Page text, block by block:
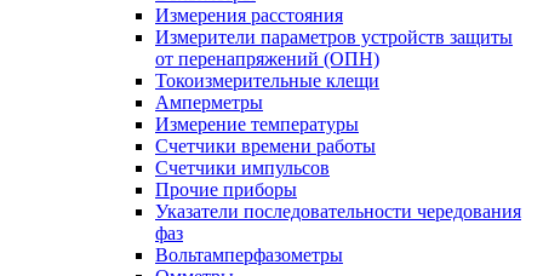
Измерения расстояния
Измерители параметров устройств защиты
от перенапряжений (ОПН)
Токоизмерительные клещи
Амперметры
Измерение температуры
Счетчики времени работы
Счетчики импульсов
Прочие приборы
Указатели последовательности чередования
фаз
Вольтамперфазометры